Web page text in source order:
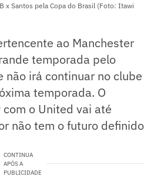
x Santos pela Copa do Brasil (Foto: Itawi
ao Manchester
temporada pelo
não irá continuar no clube
temporada. O
o United vai até
não tem o futuro definido
CONTINUA
APÓS A
PUBLICIDADE